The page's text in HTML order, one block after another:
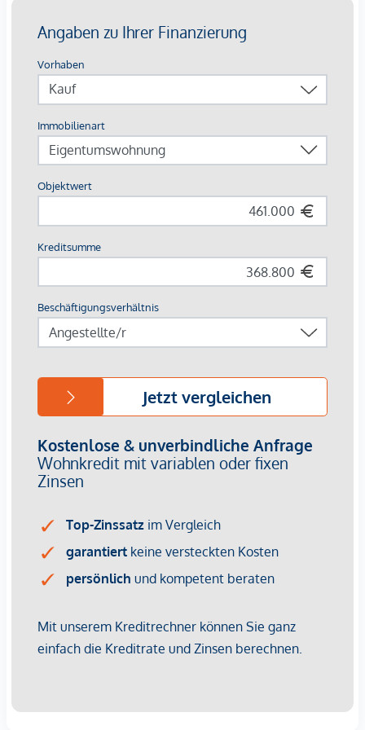
Highlights auf einen Blick
Europas erstes Stadtquartier in Holzbauweise
CO²-neutrale Energieversorgung durch Geothermie &
253 Wohnungen von 34 – 108 m²
Jede Einheit mit Außenfläche
Perfekte Innenstadtlage mit Natur, Kultur und Kulinarik
Beim Kauf einer 3- oder 4-Zimmerwohnung kann ein Kfz-
Stellplatz in der hauseigenen Tiefgarage um € 44.000,-
erworben werden.
Provisionsfrei für den Käufer!
Wir weisen darauf hin, dass zwischen dem Vermittler und
dem zu vermittelnden Dritten ein familiäres oder
wirtschaftliches Naheverhältnis besteht.
Der Vermittler ist als Doppelmakler tätig.
Infrastruktur / Entfernungen
Gesundheit
Arzt <500m
Klinik <500m
Krankenhaus <1.250m